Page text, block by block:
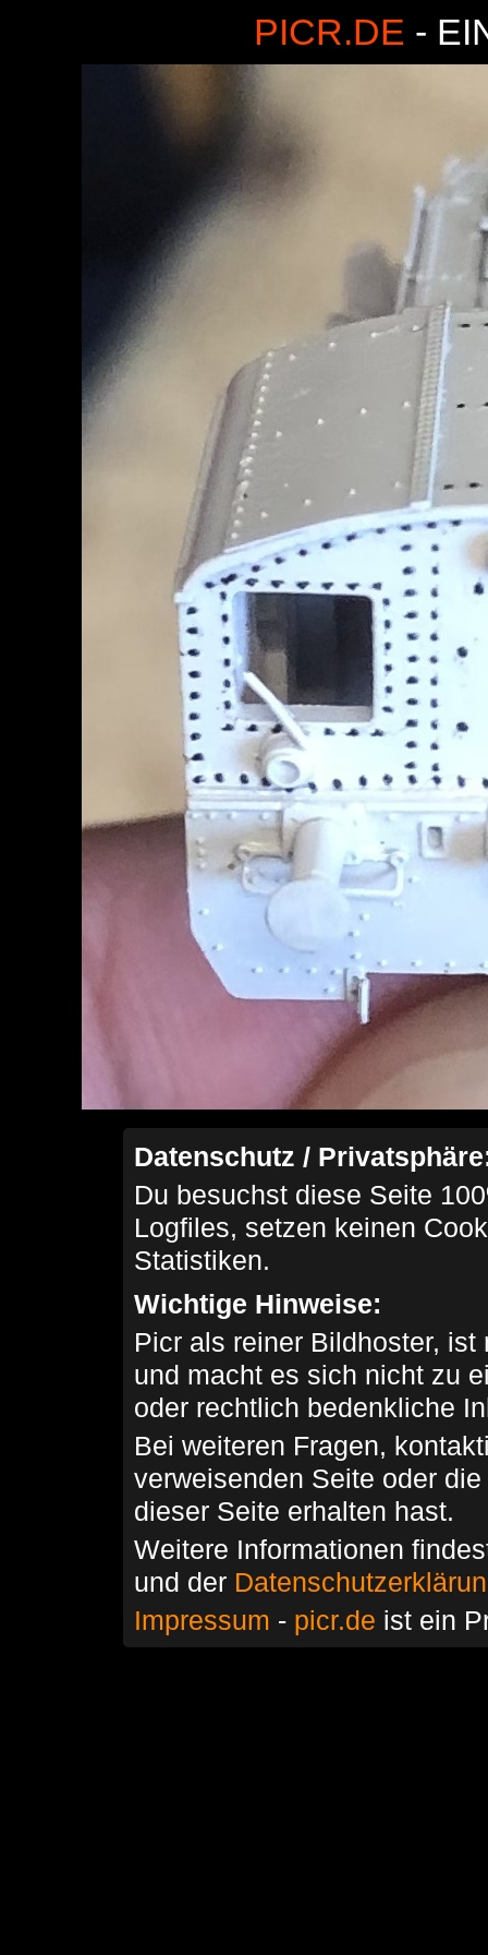
PICR.DE -
Datenschutz /
Du besuchst diese Seite
Logfiles, setzen keinen
Statistiken.
Wichtige Hinweise:
Picr als reiner Bildhoster,
und macht es sich nicht zu
oder rechtlich bedenkliche
Bei weiteren Fragen,
verweisenden Seite oder
dieser Seite erhalten hast.
Weitere Informationen
und der
Impressum - picr.de ist ein